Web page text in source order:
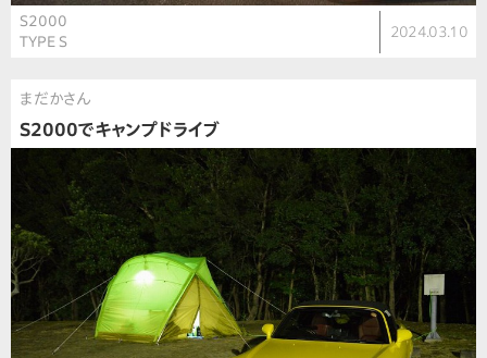
S2000
TYPE S
2024.03.10
まだかさん
S2000でキャンプドライブ